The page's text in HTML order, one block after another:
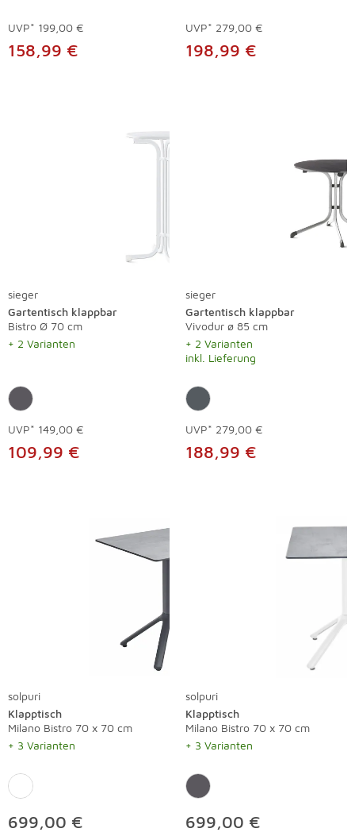
UVP* 199,00 €
158,99 €
UVP* 279,00 €
198,99 €
sieger
Gartentisch klappbar
Bistro Ø 70 cm
+ 2 Varianten
UVP* 149,00 €
109,99 €
sieger
Gartentisch klappbar
Vivodur ø 85 cm
+ 2 Varianten
inkl. Lieferung
UVP* 279,00 €
188,99 €
solpuri
Klapptisch
Milano Bistro 70 x 70 cm
+ 3 Varianten
699,00 €
solpuri
Klapptisch
Milano Bistro 70 x 70 cm
+ 3 Varianten
699,00 €